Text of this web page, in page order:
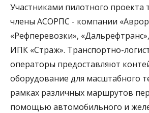
Участниками пилотного проекта
члены АСОРПС - компании
«Рефперевозки»,
ИПК «Страж». Транспортно-
операторы предоставляют
оборудование для масштабного
рамках различных маршрутов
помощью автомобильного и